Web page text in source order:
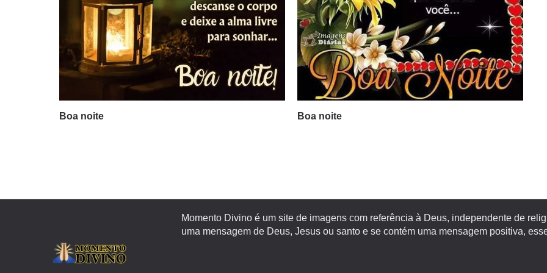
Boa noite Boa noite
Momento Divino é um site de imagens com referência à Deus, independente de
uma mensagem de Deus, Jesus ou santo e se contém uma mensagem positiva,